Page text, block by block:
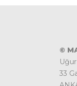
©
33